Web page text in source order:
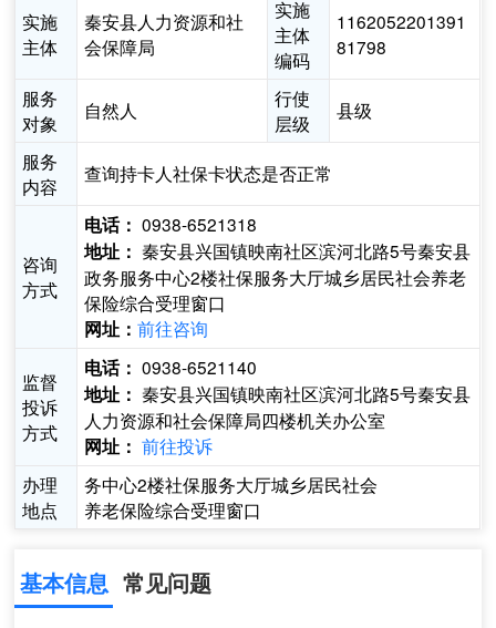
实施
主体
秦安县人力资源和社
会保障局
实施
主体
编码
1162052201391
81798
服务
对象
自然人
行使
层级
县级
服务
内容
查询持卡人社保卡状态是否正常
咨询
方式
电话： 0938-6521318
地址： 秦安县兴国镇映南社区滨河北路5号秦安县
政务服务中心2楼社保服务大厅城乡居民社会养老
保险综合受理窗口
网址：前往咨询
监督
投诉
方式
电话： 0938-6521140
地址： 秦安县兴国镇映南社区滨河北路5号秦安县
人力资源和社会保障局四楼机关办公室
网址： 前往投诉
办理
地点
务中心2楼社保服务大厅城乡居民社会
养老保险综合受理窗口
基本信息 常见问题